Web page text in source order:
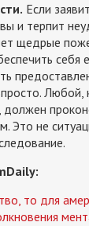
Если
и терпит
щедрые
себя
Любой,
Это не
то для